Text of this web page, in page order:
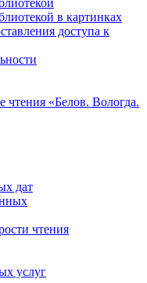
в картинках
доступа к
чтения «Белов. Вологда.
дат
чтения
услуг